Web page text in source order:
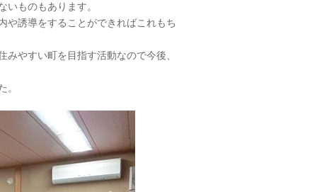
ものもあります。
や誘導をすることができればこれもち
やすい町を目指す活動なので今後、
。